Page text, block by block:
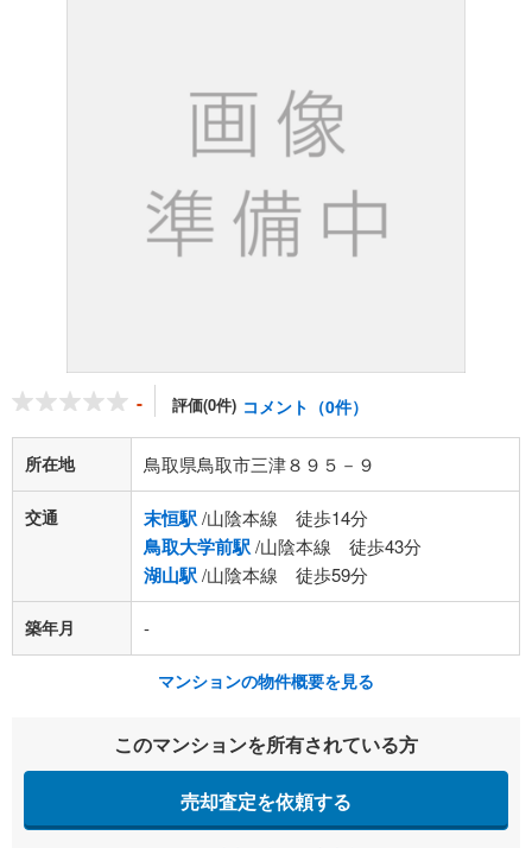
- 評価(0件) コメント（0件）
所在地 鳥取県鳥取市三津８９５－９
交通 末恒駅/山陰本線 徒歩14分
鳥取大学前駅/山陰本線 徒歩43分
湖山駅/山陰本線 徒歩59分
築年月 -
マンションの物件概要を見る
このマンションを所有されている方
売却査定を依頼する